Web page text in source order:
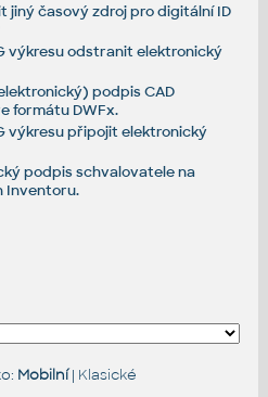
jiný časový zdroj pro digitální ID
výkresu odstranit elektronický
podpis CAD
formátu DWFx.
výkresu připojit elektronický
podpis schvalovatele na
Inventoru.
Mobilní| Klasické